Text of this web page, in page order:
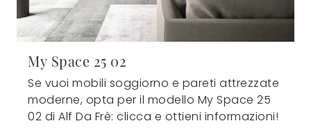
My Space 25 02
Se vuoi mobili soggiorno e pareti attrezzate
moderne, opta per il modello My Space 25
02 di Alf Da Frè: clicca e ottieni informazioni!